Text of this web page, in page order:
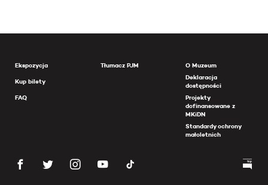
Ekspozycja
Kup bilety
FAQ
Tłumacz PJM
O Muzeum
Deklaracja
dostępności
Projekty
dofinansowane z
MKiDN
Standardy ochrony
małoletnich